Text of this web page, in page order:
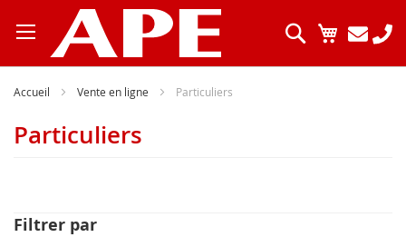
au
contenu
Mon
Chercher
Accueil Vente en ligne Particuliers
Particuliers
Filtrer par